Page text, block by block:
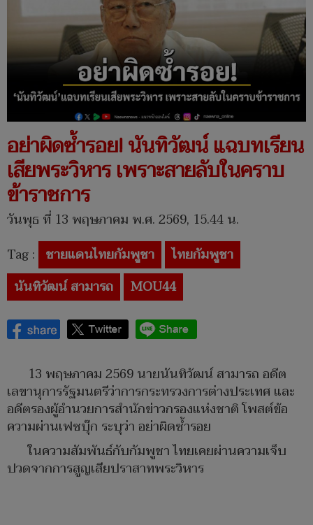
อย่าผิดซ้ำรอย! นันทิวัฒน์ แฉบทเรียน
เสียพระวิหาร เพราะสายลับในคราบ
ข้าราชการ
วันพุธ ที่ 13 พฤษภาคม พ.ศ. 2569, 15.44 น.
Tag : ชายแดนไทยกัมพูชา
ไทยกัมพูชา
นันทิวัฒน์ สามารถ
MOU44
13 พฤษภาคม 2569 นายนันทิวัฒน์ สามารถ อดีต
เลขานุการรัฐมนตรีว่าการกระทรวงการต่างประเทศ และ
อดีตรองผู้อำนวยการสำนักข่าวกรองแห่งชาติ โพสต์ข้อ
ความผ่านเฟซบุ๊ก ระบุว่า อย่าผิดซ้ำรอย
ในความสัมพันธ์กับกัมพูชา​ ไทยเคยผ่านความเจ็บ
ปวดจากการสูญเสียปราสาทพระวิหาร